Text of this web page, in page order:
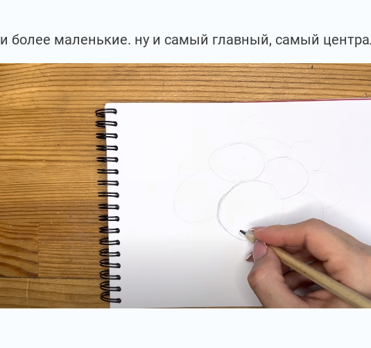
более маленькие. ну и самый главный, самый